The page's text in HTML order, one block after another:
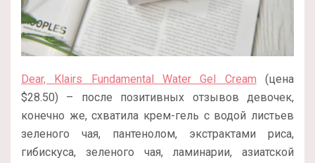
Dear, Klairs Fundamental Water Gel Cream (цена
$28.50) – после позитивных отзывов девочек,
конечно же, схватила крем-гель с водой листьев
зеленого чая, пантенолом, экстрактами риса,
гибискуса, зеленого чая, ламинарии, азиатской